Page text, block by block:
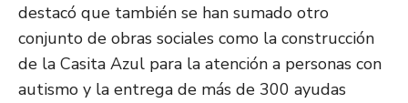
destacó que también se han sumado otro
conjunto de obras sociales como la construcción
de la Casita Azul para la atención a personas con
autismo y la entrega de más de 300 ayudas